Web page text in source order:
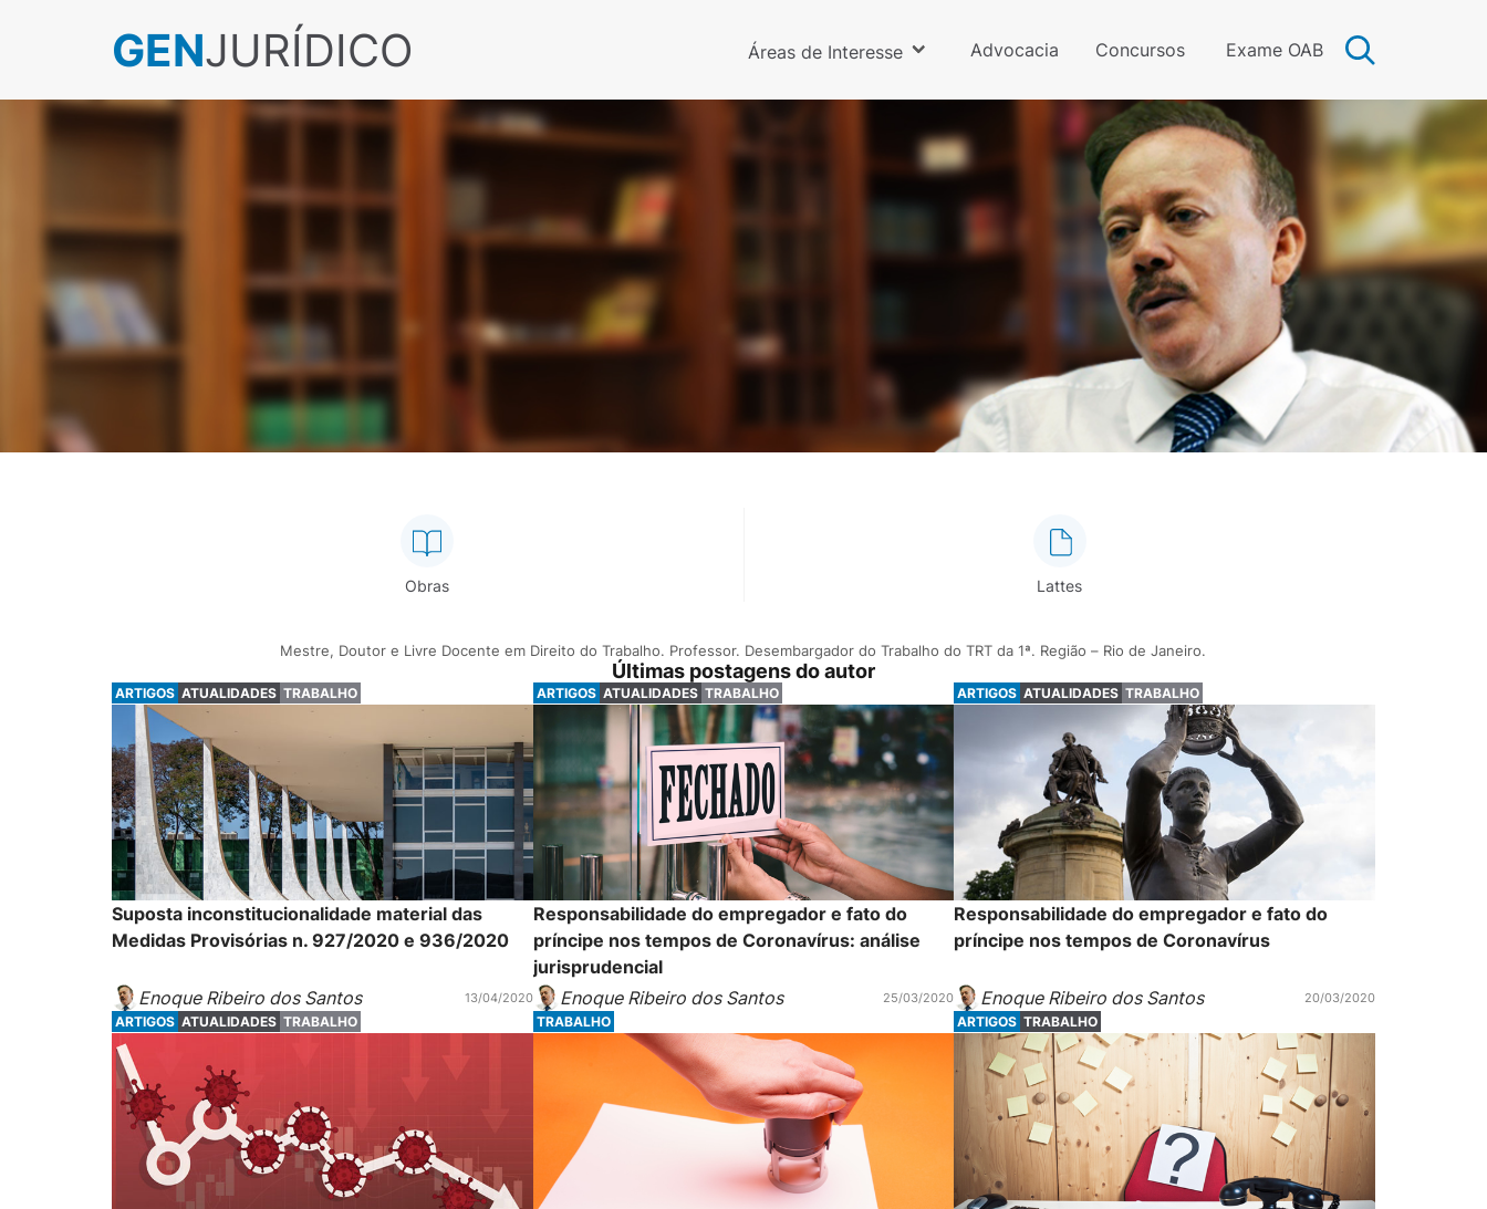
GENJURÍDICO Áreas de Interesse Advocacia Concursos Exame OAB
Obras Lattes
Mestre, Doutor e Livre Docente em Direito do Trabalho. Professor. Desembargador do Trabalho do TRT da 1ª. Região – Rio de Janeiro.
Últimas postagens do autor
ARTIGOS ATUALIDADES TRABALHO
Suposta inconstitucionalidade material das
Medidas Provisórias n. 927/2020 e 936/2020
Enoque Ribeiro dos Santos 13/04/2020
ARTIGOS ATUALIDADES TRABALHO
Responsabilidade do empregador e fato do
príncipe nos tempos de Coronavírus: análise
jurisprudencial
Enoque Ribeiro dos Santos
25/03/2020
ARTIGOS ATUALIDADES TRABALHO
Responsabilidade do empregador e fato do
príncipe nos tempos de Coronavírus
Enoque Ribeiro dos Santos 20/03/2020
ARTIGOS ATUALIDADES TRABALHO TRABALHO ARTIGOS TRABALHO